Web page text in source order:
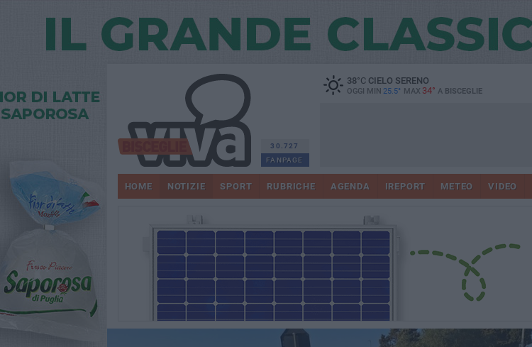
30.727
FANPAGE
38°CCIELO SERENO
OGGI MIN 25.5° MAX 34° A BISCEGLIE
HOME NOTIZIE SPORT RUBRICHE AGENDA IREPORT METEO VIDEO